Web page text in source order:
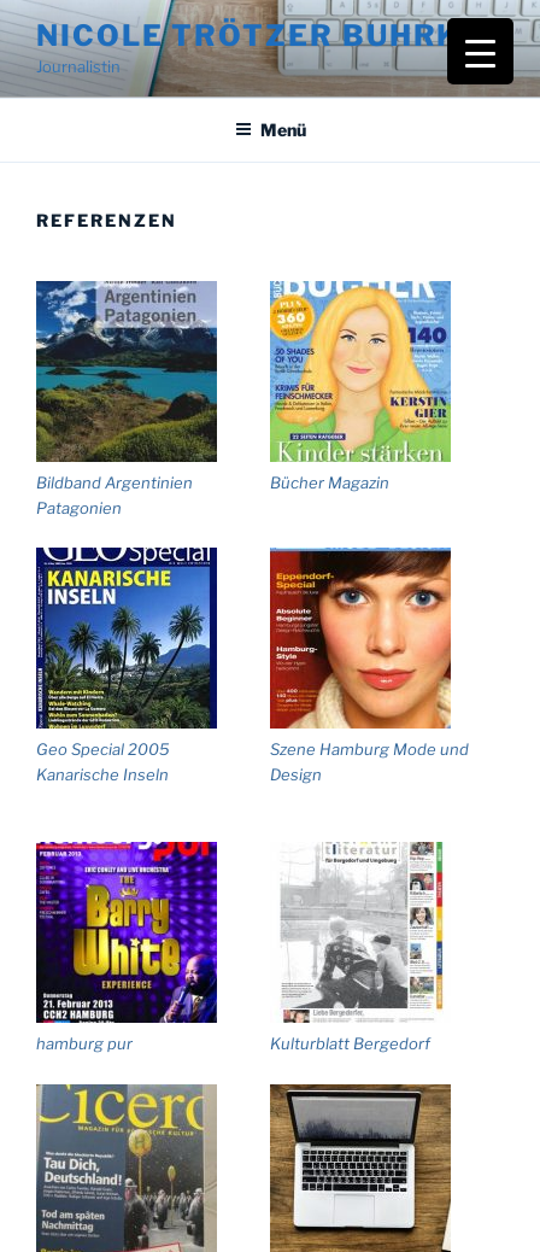
Zum
Inhalt
springen
NICOLE TRÖTZER BUHRKE
Journalistin
Menü
REFERENZEN
Bildband Argentinien
Patagonien
Bücher Magazin
Geo Special 2005
Kanarische Inseln
Szene Hamburg Mode und
Design
hamburg pur Kulturblatt Bergedorf